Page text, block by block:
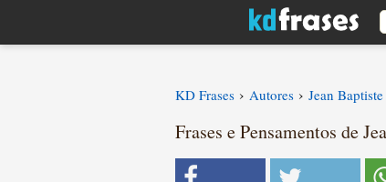
KD Frases › Autores › Jean
Frases e Pensamentos de